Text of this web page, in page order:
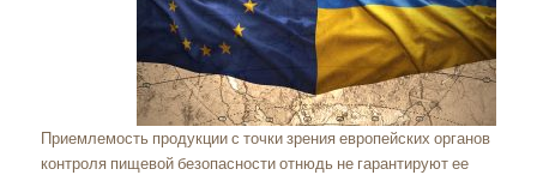
Приемлемость продукции с точки зрения европейских органов
контроля пищевой безопасности отнюдь не гарантируют ее